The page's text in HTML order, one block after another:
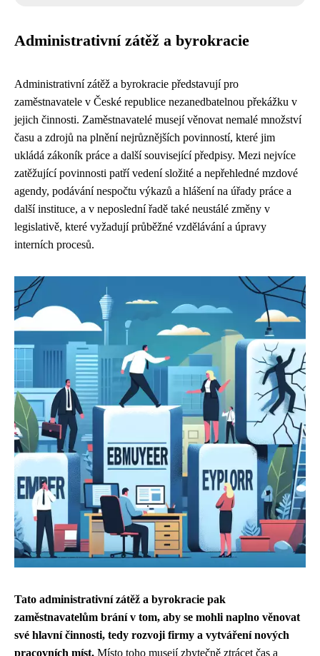
Administrativní zátěž a byrokracie
Administrativní zátěž a byrokracie představují pro
zaměstnavatele v České republice nezanedbatelnou překážku v
jejich činnosti. Zaměstnavatelé musejí věnovat nemalé množství
času a zdrojů na plnění nejrůznějších povinností, které jim
ukládá zákoník práce a další související předpisy. Mezi nejvíce
zatěžující povinnosti patří vedení složité a nepřehledné mzdové
agendy, podávání nespočtu výkazů a hlášení na úřady práce a
další instituce, a v neposlední řadě také neustálé změny v
legislativě, které vyžadují průběžné vzdělávání a úpravy
interních procesů.
Tato administrativní zátěž a byrokracie pak
zaměstnavatelům brání v tom, aby se mohli naplno věnovat
své hlavní činnosti, tedy rozvoji firmy a vytváření nových
pracovních míst. Místo toho musejí zbytečně ztrácet čas a